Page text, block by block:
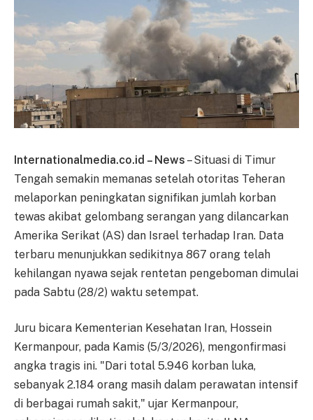
Internationalmedia.co.id – News – Situasi di Timur
Tengah semakin memanas setelah otoritas Teheran
melaporkan peningkatan signifikan jumlah korban
tewas akibat gelombang serangan yang dilancarkan
Amerika Serikat (AS) dan Israel terhadap Iran. Data
terbaru menunjukkan sedikitnya 867 orang telah
kehilangan nyawa sejak rentetan pengeboman dimulai
pada Sabtu (28/2) waktu setempat.
Juru bicara Kementerian Kesehatan Iran, Hossein
Kermanpour, pada Kamis (5/3/2026), mengonfirmasi
angka tragis ini. "Dari total 5.946 korban luka,
sebanyak 2.184 orang masih dalam perawatan intensif
di berbagai rumah sakit," ujar Kermanpour,